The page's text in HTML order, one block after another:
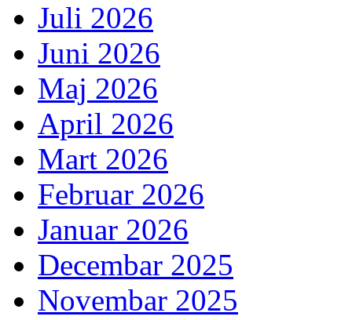
Juli 2026
Juni 2026
Maj 2026
April 2026
Mart 2026
Februar 2026
Januar 2026
Decembar 2025
Novembar 2025